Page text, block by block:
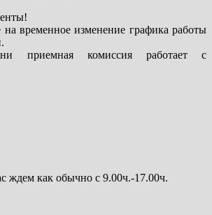
временное изменение графика работы
приемная комиссия работает с
ждем как обычно с 9.00ч.-17.00ч.